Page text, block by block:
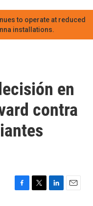
to operate at reduced
installations.
en
contra